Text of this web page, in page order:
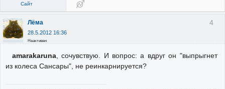
Сайт
4
Лёма
28.5.2012 16:36
Неактивен
amarakaruna, сочувствую. И вопрос: а вдруг он "выпрыгнет
из колеса Сансары", не реинкарнируется?